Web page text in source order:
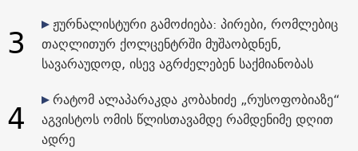
3
ჟურნალისტური გამოძიება: პირები, რომლებიც
თაღლითურ ქოლცენტრში მუშაობდნენ,
სავარაუდოდ, ისევ აგრძელებენ საქმიანობას
4
რატომ ალაპარაკდა კობახიძე „რუსოფობიაზე“
აგვისტოს ომის წლისთავამდე რამდენიმე დღით
ადრე